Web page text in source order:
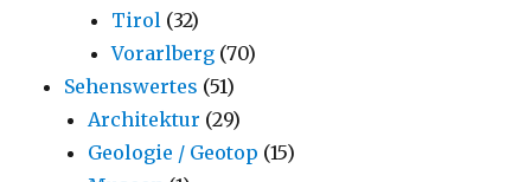
Tirol (32)
Vorarlberg (70)
Sehenswertes (51)
Architektur (29)
Geologie / Geotop (15)